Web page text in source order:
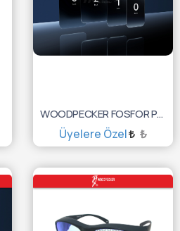
WOODPECKER FOSFOR PLAK SİZE:1
Üyelere Özel ₺
SEPETE EKLE